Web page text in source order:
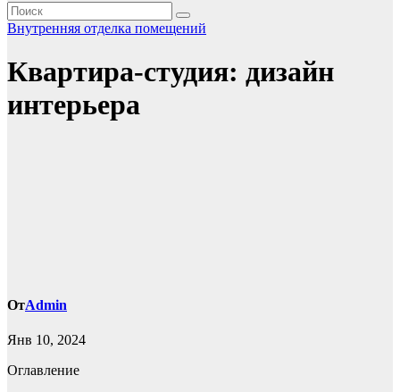
Внутренняя отделка помещений
Квартира-студия: дизайн
интерьера
ОтAdmin
Янв 10, 2024
Оглавление